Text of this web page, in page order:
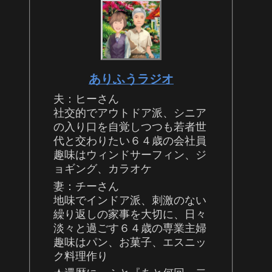
ありふうラジオ
夫：ヒーさん
社交的でアウトドア派、シニア
の入り口を自覚しつつも若者世
代と交わりたい６４歳の会社員
趣味はウィンドサーフィン、ジ
ョギング、カラオケ
妻：チーさん
地味でインドア派、刺激のない
繰り返しの家事を大切に、日々
淡々と過ごす６４歳の専業主婦
趣味はパン、お菓子、エスニッ
ク料理作り